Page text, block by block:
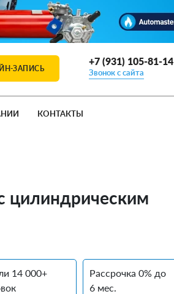
ЗАПИСЬ
+7 (931) 105-81-14
Звонок с сайта
КОНТАКТЫ
цилиндрическим
14 000+
Рассрочка 0% до
6 мес.